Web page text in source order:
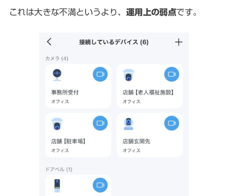
これは大きな不満というより、 運用上の弱点です。